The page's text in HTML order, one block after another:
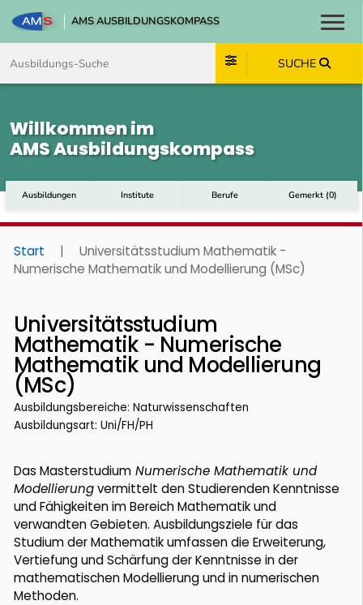
AMS AUSBILDUNGSKOMPASS
SUCHE
Willkommen im
AMS Ausbildungskompass
Ausbildungen Institute Berufe Gemerkt (0)
Start |
Universitätsstudium Mathematik -
Numerische Mathematik und Modellierung (MSc)
Universitätsstudium
Mathematik - Numerische
Mathematik und Modellierung
(MSc)
Ausbildungsbereiche: Naturwissenschaften
Ausbildungsart: Uni/FH/PH
Das Masterstudium Numerische Mathematik und
Modellierungvermittelt den Studierenden Kenntnisse
und Fähigkeiten im Bereich Mathematik und
verwandten Gebieten. Ausbildungsziele für das
Studium der Mathematik umfassen die Erweiterung,
Vertiefung und Schärfung der Kenntnisse in der
mathematischen Modellierung und in numerischen
Methoden.